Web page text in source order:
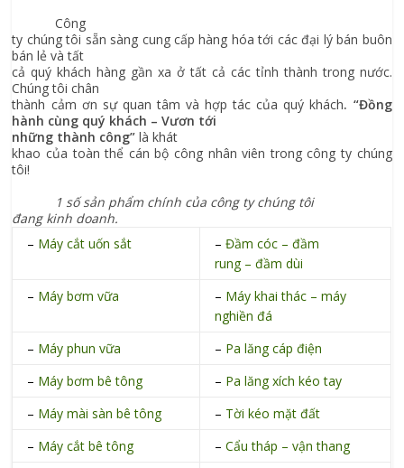
Công
ty chúng tôi sẵn sàng cung cấp hàng hóa tới các đại lý bán buôn
bán lẻ và tất
cả quý khách hàng gần xa ở tất cả các tỉnh thành trong nước.
Chúng tôi chân
thành cảm ơn sự quan tâm và hợp tác của quý khách. “Đồng
hành cùng quý khách – Vươn tới
những thành công” là khát
khao của toàn thể cán bộ công nhân viên trong công ty chúng
tôi!
1 số sản phẩm chính của công ty chúng tôi
đang kinh doanh.
– Máy cắt uốn sắt – Đầm cóc – đầm
rung – đầm dùi
– Máy bơm vữa – Máy khai thác – máy
nghiền đá
– Máy phun vữa – Pa lăng cáp điện
– Máy bơm bê tông – Pa lăng xích kéo tay
– Máy mài sàn bê tông – Tời kéo mặt đất
– Máy cắt bê tông – Cẩu tháp – vận thang